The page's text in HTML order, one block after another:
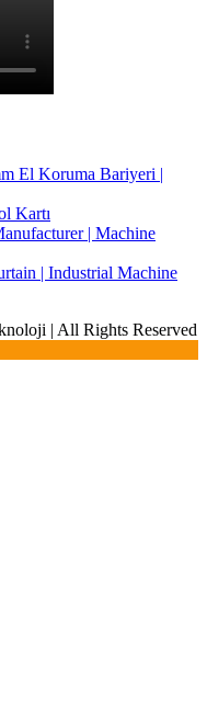
El Koruma Bariyeri |
Kartı
| Machine
| Industrial Machine
| All Rights Reserved